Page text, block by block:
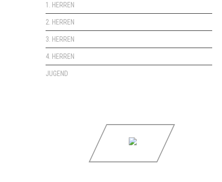
1. HERREN
2. HERREN
3. HERREN
4. HERREN
JUGEND